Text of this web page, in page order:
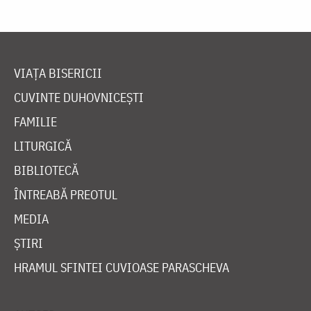
VIAȚA BISERICII
CUVINTE DUHOVNICEȘTI
FAMILIE
LITURGICĂ
BIBLIOTECĂ
ÎNTREABĂ PREOTUL
MEDIA
ȘTIRI
HRAMUL SFINTEI CUVIOASE PARASCHEVA